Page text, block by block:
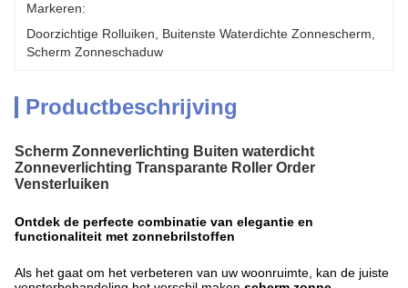
Markeren:
Doorzichtige Rolluiken
Buitenste Waterdichte Zonnescherm
Scherm Zonneschaduw
Productbeschrijving
Scherm Zonneverlichting Buiten waterdicht
Zonneverlichting Transparante Roller Order
Vensterluiken
Ontdek de perfecte combinatie van elegantie en
functionaliteit met zonnebrilstoffen
Als het gaat om het verbeteren van uw woonruimte, kan de juiste